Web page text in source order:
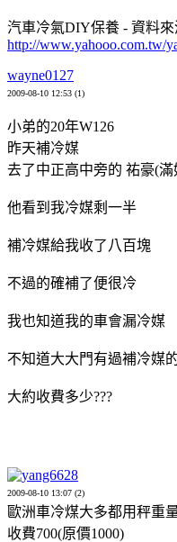
汽車冷氣DIY保養 - 資料來
http://www.yahooo.com.tw/
wayne0127
2009-08-10 12:53 (1)
小弟的20年W126
昨天補冷媒
去了中正高中旁的 祐豪(滿
他看到我冷媒剩一半
補冷媒給我收了八百塊
不過的確補了便很冷
我也知道我的車會漏冷媒
不知道大大門有過補冷媒
大約收費多少???
yang6628
2009-08-10 13:07 (2)
歐洲車冷煤大多都用秤重
收費700(原價1000)